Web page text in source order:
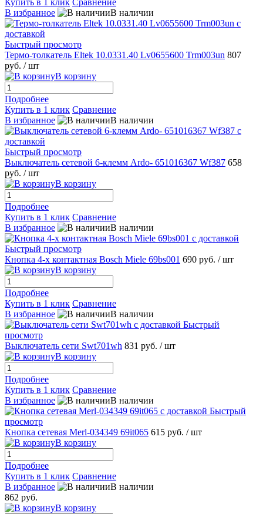
В избранное
В наличии
Быстрый просмотр
Термо-толкатель Eltek 10.0331.40 Lv0655600 Trm003un 807
руб. / шт
В корзину
Подробнее
Купить в 1 клик Сравнение
В избранное
В наличии
Быстрый просмотр
Выключатель сетевой 6-клемм Ardo- 651016367 Wf387 658
руб. / шт
В корзину
Подробнее
Купить в 1 клик Сравнение
В избранное
В наличии
Быстрый просмотр
Кнопка 4-х контактная Bosch Miele 69bs001 690 руб. / шт
В корзину
Подробнее
Купить в 1 клик Сравнение
В избранное
В наличии
Быстрый
просмотр
Выключатель сети Swt701wh 831 руб. / шт
В корзину
Подробнее
Купить в 1 клик Сравнение
В избранное
В наличии
Быстрый
просмотр
Кнопка сетевая Merl-034349 69it065 615 руб. / шт
В корзину
Подробнее
Купить в 1 клик Сравнение
В избранное
В наличии
862 руб.
В корзину